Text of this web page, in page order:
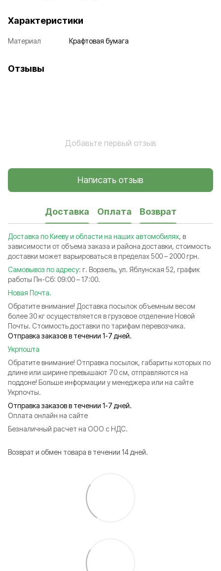
Характеристики
Материал Крафтовая бумага
Отзывы
Добавьте первый отзыв
Написать отзыв
Доставка Оплата Возврат
Доставка по Киеву и области на наших автомобилях, в
зависимости от объема заказа и района доставки, стоимость
доставки может варьироваться в пределах 500 – 2000 грн.
Самовывоз по адресу: г. Ворзель, ул. Яблунская 52, график
работы Пн-Сб: 09:00 – 17:00.
Новая Почта.
Обратите внимание! Доставка посылок объемным весом
более 30 кг осуществляется в грузовое отделение Новой
Почты. Стоимость доставки по тарифам перевозчика.
Отправка заказов в течении 1-7 дней.
Укрпошта
Обратите внимание! Отправка посылок, габариты которых по
длине или ширине превышают 70 см, отправляются на
поддоне! Больше информации у менеджера или на сайте
Укрпочты.
Отправка заказов в течении 1-7 дней.
Оплата онлайн на сайте
Безналичный расчет на ООО с НДС.
Возврат и обмен товара в течении 14 дней.